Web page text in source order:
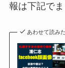
報は下記でま
あわせて読み